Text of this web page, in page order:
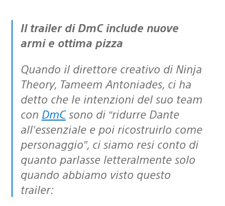
Il trailer di DmC include nuove
armi e ottima pizza
Quando il direttore creativo di Ninja
Theory, Tameem Antoniades, ci ha
detto che le intenzioni del suo team
con DmCsono di “ridurre Dante
all’essenziale e poi ricostruirlo come
personaggio”, ci siamo resi conto di
quanto parlasse letteralmente solo
quando abbiamo visto questo
trailer: